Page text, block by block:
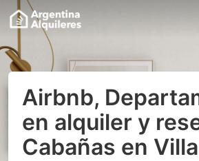
Airbnb,
en alquiler y
Cabañas en